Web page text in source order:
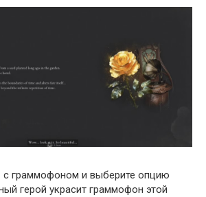
с граммофоном и выберите опцию
герой украсит граммофон этой